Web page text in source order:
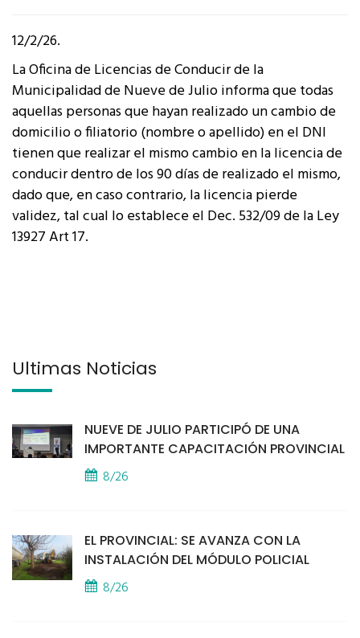
12/2/26.
La Oficina de Licencias de Conducir de la
Municipalidad de Nueve de Julio informa que todas
aquellas personas que hayan realizado un cambio de
domicilio o filiatorio (nombre o apellido) en el DNI
tienen que realizar el mismo cambio en la licencia de
conducir dentro de los 90 días de realizado el mismo,
dado que, en caso contrario, la licencia pierde
validez, tal cual lo establece el Dec. 532/09 de la Ley
13927 Art 17.
Últimas Noticias
NUEVE DE JULIO PARTICIPÓ DE UNA
IMPORTANTE CAPACITACIÓN PROVINCIAL
8/26
EL PROVINCIAL: SE AVANZA CON LA
INSTALACIÓN DEL MÓDULO POLICIAL
8/26